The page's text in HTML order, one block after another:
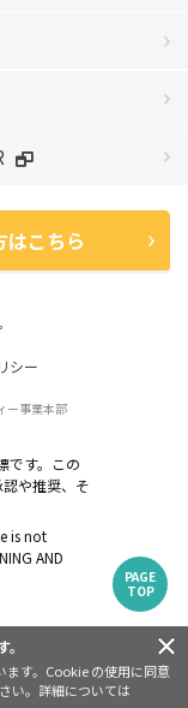
ます。Cookie の使用に同意
い。詳細については
PAGE
TOP
はこちら
シー
ー事業本部
です。この
や推奨、そ
is not
AND